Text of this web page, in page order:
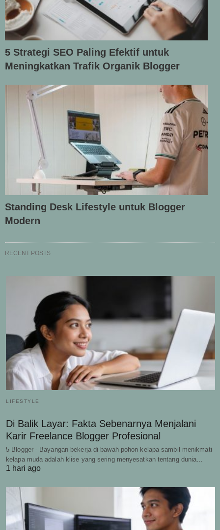
5 Strategi SEO Paling Efektif untuk
Meningkatkan Trafik Organik Blogger
Standing Desk Lifestyle untuk Blogger
Modern
RECENT POSTS
LIFESTYLE
Di Balik Layar: Fakta Sebenarnya Menjalani
Karir Freelance Blogger Profesional
5 Blogger - Bayangan bekerja di bawah pohon kelapa sambil menikmati
kelapa muda adalah klise yang sering menyesatkan tentang dunia…
1 hari ago